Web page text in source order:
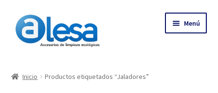
Menú
Inicio Productos etiquetados “Jaladores”